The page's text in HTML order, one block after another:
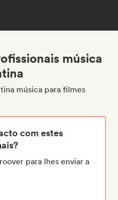
música
música para filmes
com estes
para lhes enviar a